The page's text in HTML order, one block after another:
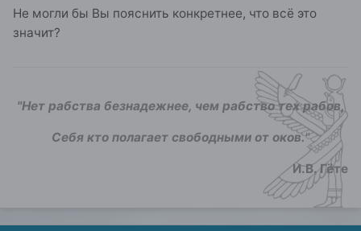
Не могли бы Вы пояснить конкретнее, что всё это
значит?
"Нет рабства безнадежнее, чем рабство тех рабов,
Себя кто полагает свободными от оков."
И.В. Гёте